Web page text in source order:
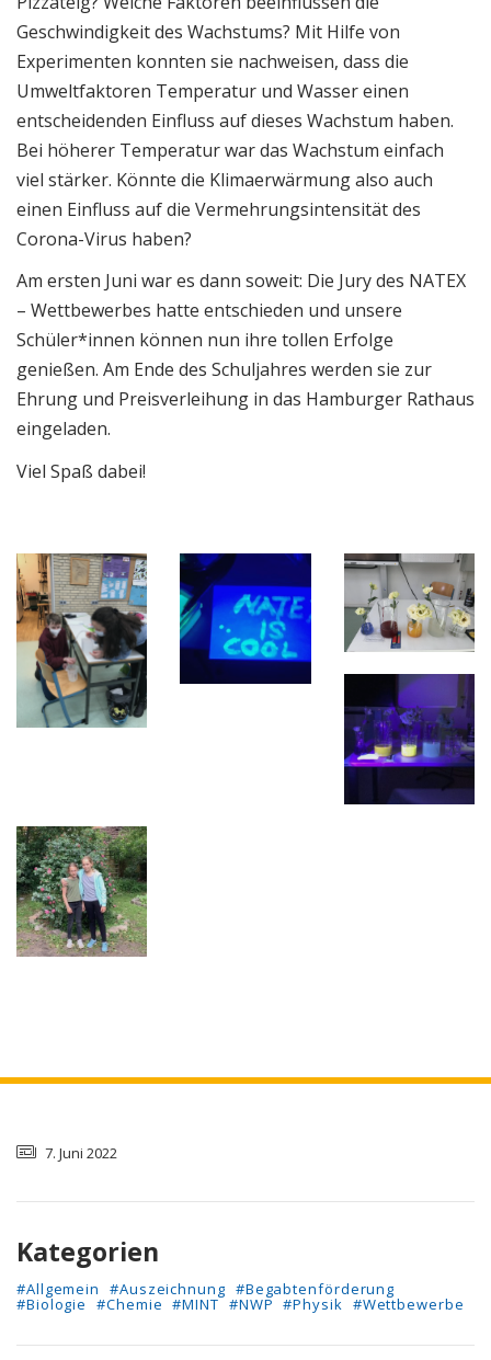
Geschwindigkeit des Wachstums? Mit Hilfe von
Experimenten konnten sie nachweisen, dass die
Umweltfaktoren Temperatur und Wasser einen
entscheidenden Einfluss auf dieses Wachstum haben.
Bei höherer Temperatur war das Wachstum einfach
viel stärker. Könnte die Klimaerwärmung also auch
einen Einfluss auf die Vermehrungsintensität des
Corona-Virus haben?
Am ersten Juni war es dann soweit: Die Jury des NATEX
– Wettbewerbes hatte entschieden und unsere
Schüler*innen können nun ihre tollen Erfolge
genießen. Am Ende des Schuljahres werden sie zur
Ehrung und Preisverleihung in das Hamburger Rathaus
eingeladen.
Viel Spaß dabei!
7. Juni 2022
Kategorien
#Allgemein #Auszeichnung #Begabtenförderung
#Biologie #Chemie #MINT #NWP #Physik #Wettbewerbe